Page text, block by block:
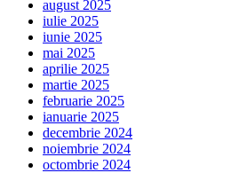
august 2025
iulie 2025
iunie 2025
mai 2025
aprilie 2025
martie 2025
februarie 2025
ianuarie 2025
decembrie 2024
noiembrie 2024
octombrie 2024